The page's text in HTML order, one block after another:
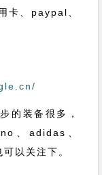
卡、paypal、
的装备很多，
、adidas、
以关注下。